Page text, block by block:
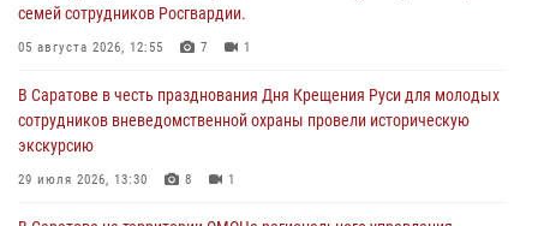
семей сотрудников Росгвардии.
05 августа 2026, 12:55 7 1
В Саратове в честь празднования Дня Крещения Руси для молодых
сотрудников вневедомственной охраны провели историческую
экскурсию
29 июля 2026, 13:30 8 1